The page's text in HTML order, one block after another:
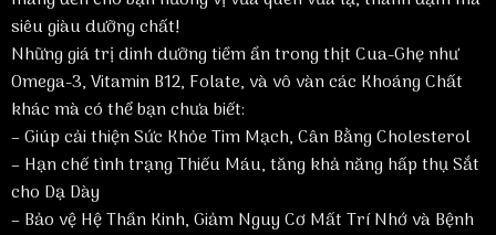
siêu giàu dưỡng chất!
Những giá trị dinh dưỡng tiềm ẩn trong thịt Cua-Ghẹ như
Omega-3, Vitamin B12, Folate, và vô vàn các Khoáng Chất
khác mà có thể bạn chưa biết:
– Giúp cải thiện Sức Khỏe Tim Mạch, Cân Bằng Cholesterol
– Hạn chế tình trạng Thiếu Máu, tăng khả năng hấp thụ Sắt
cho Dạ Dày
– Bảo vệ Hệ Thần Kinh, Giảm Nguy Cơ Mất Trí Nhớ và Bệnh